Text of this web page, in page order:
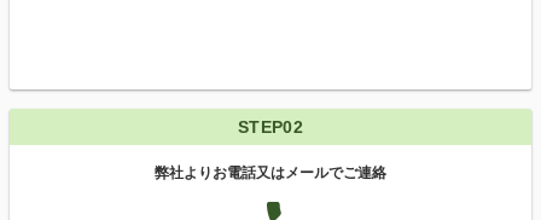
STEP02
弊社よりお電話又はメールでご連絡